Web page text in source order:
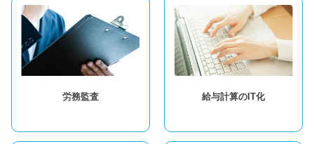
労務監査 給与計算のIT化